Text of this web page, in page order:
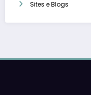
Sites e Blogs